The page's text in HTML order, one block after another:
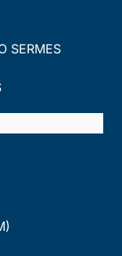
SERMES